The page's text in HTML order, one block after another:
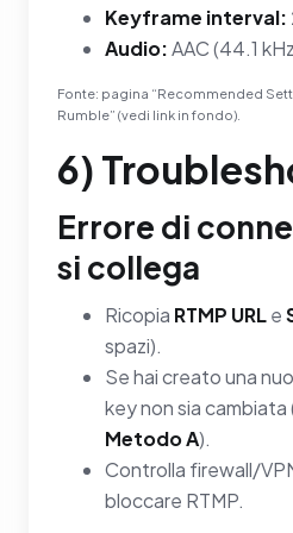
Keyframe interval:
Audio:AAC (44.1
Fonte: pagina “Recommended
Rumble” (vedi link in fondo).
6)
Errore di
si collega
Ricopia RTMP URLe
spazi).
Se hai creato una
key non sia
Metodo A).
Controlla firewall/
bloccare RTMP.